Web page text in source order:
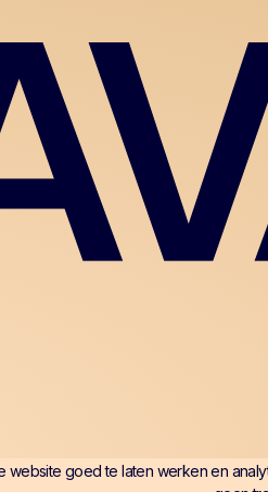
website goed te laten werken en